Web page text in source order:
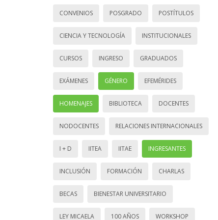
CONVENIOS POSGRADO POSTÍTULOS
CIENCIA Y TECNOLOGÍA INSTITUCIONALES
CURSOS INGRESO GRADUADOS
EXÁMENES GÉNERO EFEMÉRIDES
HOMENAJES BIBLIOTECA DOCENTES
NODOCENTES RELACIONES INTERNACIONALES
I + D IITEA IITAE INGRESANTES
INCLUSIÓN FORMACIÓN CHARLAS
BECAS BIENESTAR UNIVERSITARIO
LEY MICAELA 100 AÑOS WORKSHOP